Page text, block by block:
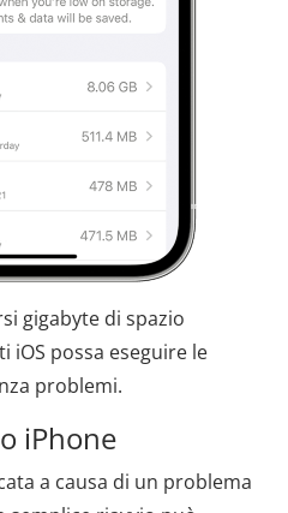
gigabyte di spazio
iOS possa eseguire le
problemi.
iPhone
a causa di un problema